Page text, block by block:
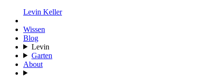
Levin Keller
Wissen
Blog
Levin
Garten
About